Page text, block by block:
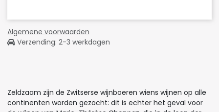
Algemene voorwaarden
Verzending: 2-3 werkdagen
Zeldzaam zijn de Zwitserse wijnboeren wiens wijnen op alle
continenten worden gezocht: dit is echter het geval voor